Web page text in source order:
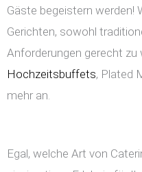
Gäste begeistern werden!
Gerichten, sowohl
Anforderungen gerecht zu
Hochzeitsbuffets, Plated
mehr an.
Egal, welche Art von